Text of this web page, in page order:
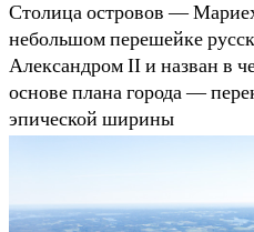
Столица островов —
небольшом перешейке
Александром II и назван в
основе плана города —
эпической ширины